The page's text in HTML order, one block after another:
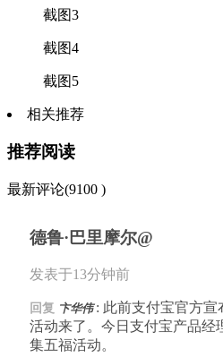
截图3
截图4
截图5
相关推荐
推荐阅读
最新评论(9100 )
德鲁·巴里摩尔@
发表于13分钟前
回复 卞华伟: 此前支付宝官方宣
活动来了。今日支付宝产品经
集五福活动。